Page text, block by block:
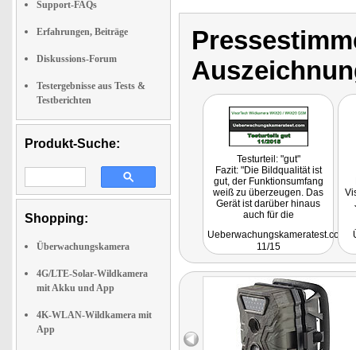
Support-FAQs
Erfahrungen, Beiträge
Diskussions-Forum
Testergebnisse aus Tests &
Testberichten
Produkt-Suche:
Shopping:
Überwachungskamera
4G/LTE-Solar-Wildkamera
mit Akku und App
4K-WLAN-Wildkamera mit
App
Testurteil: "gut"
Fazit: "Die Bildqualität ist
gut, der Funktionsumfang
weiß zu überzeugen. Das
Gerät ist darüber hinaus
auch für die
geeignet."
Ueberwachungskameratest.com
11/15